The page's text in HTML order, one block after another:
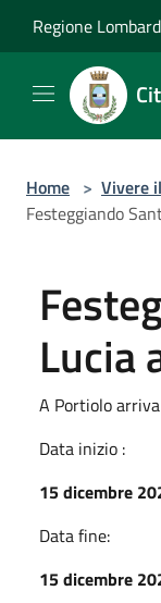
Regione
Home > Vivere
Festeggiando
Lucia
A Portiolo
Data inizio :
15 dicembre
Data fine:
15 dicembre